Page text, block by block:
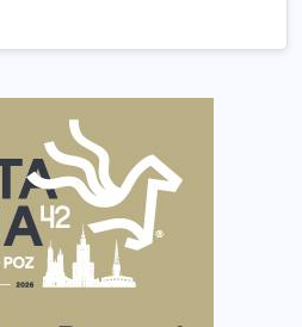
3 treningi wystarczą? Jak
postępy
nami Nocny Portowy Maraton
Wszystko, co warto wiedzieć
– jak zweryfikować swój